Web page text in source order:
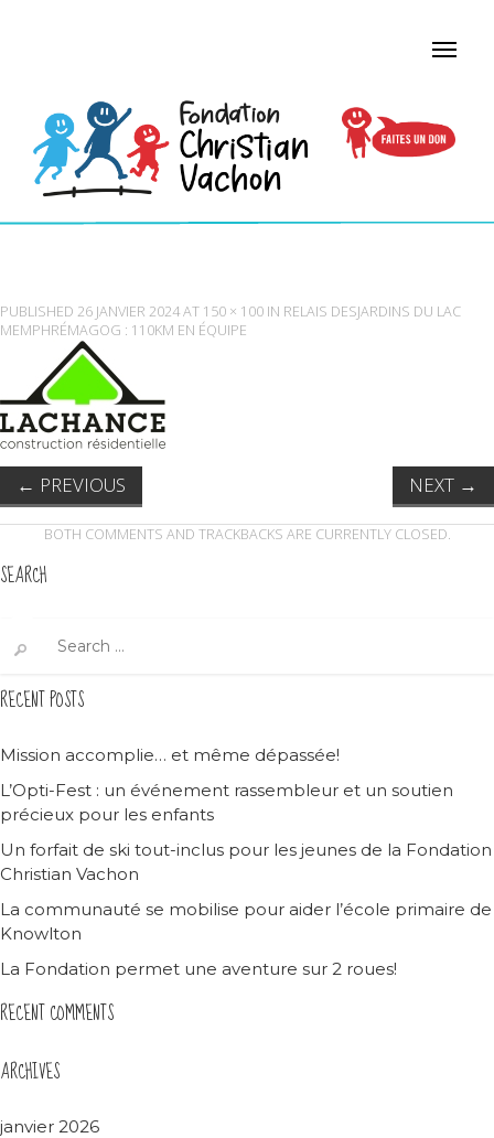
PUBLISHED 26 JANVIER 2024AT 150 × 100 IN RELAIS DESJARDINS DU LAC
MEMPHRÉMAGOG : 110KM EN ÉQUIPE
← PREVIOUS NEXT →
BOTH COMMENTS AND TRACKBACKS ARE CURRENTLY CLOSED.
SEARCH
for:
RECENT POSTS
Mission accomplie… et même dépassée!
L’Opti-Fest : un événement rassembleur et un soutien
précieux pour les enfants
Un forfait de ski tout-inclus pour les jeunes de la Fondation
Christian Vachon
La communauté se mobilise pour aider l’école primaire de
Knowlton
La Fondation permet une aventure sur 2 roues!
RECENT COMMENTS
ARCHIVES
janvier 2026